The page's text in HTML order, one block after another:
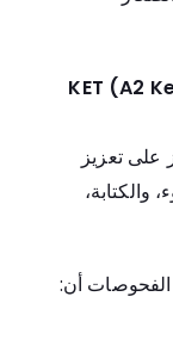
KET (A2
على تعزيز
والكتابة،
الفحوصات أن: